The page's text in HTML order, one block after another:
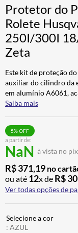
Protetor do
Rolete
250I/300I
Zeta
Este kit de proteção
auxiliar do cilindro da
em alumínio A6061,
Saiba mais
a partir de:
NaN à vista no pix
5% OFF
R$371,19 no
ou até 12x de R$30
Ver todas opções de
: AZUL
5 LUVA
6º BAU
7º
8º AIROH
9º CALÇA
10º BOTAS